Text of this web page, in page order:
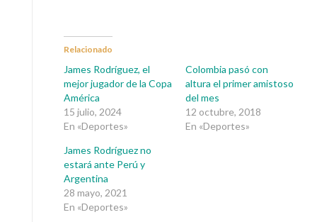
Relacionado
James Rodríguez, el
mejor jugador de la Copa
América
15 julio, 2024
En «Deportes»
Colombia pasó con
altura el primer amistoso
del mes
12 octubre, 2018
En «Deportes»
James Rodríguez no
estará ante Perú y
Argentina
28 mayo, 2021
En «Deportes»